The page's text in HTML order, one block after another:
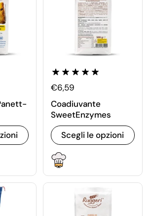
€6,59
Coadiuvante
SweetEnzymes
Scegli le opzioni